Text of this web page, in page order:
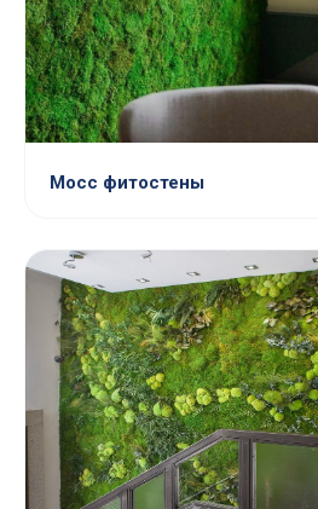
Мосс фитостены